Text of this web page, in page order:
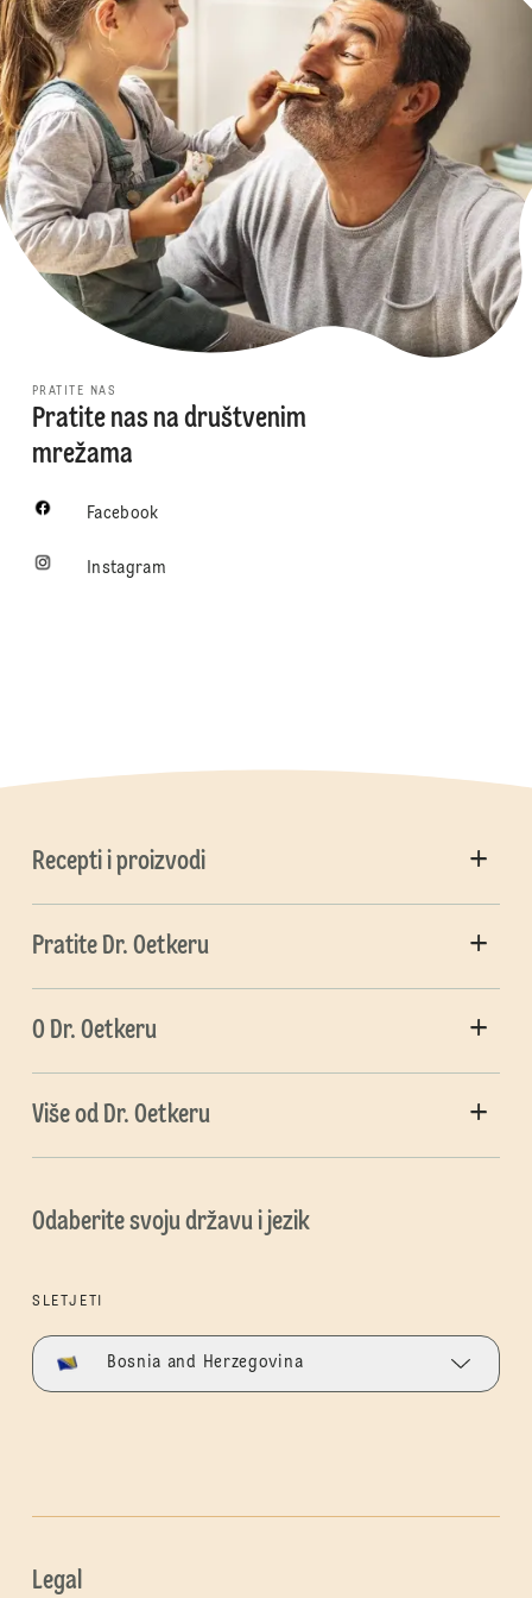
PRATITE NAS
Pratite nas na društvenim
mrežama
Facebook
Instagram
Recepti i proizvodi
Pratite Dr. Oetkeru
O Dr. Oetkeru
Više od Dr. Oetkeru
Odaberite svoju državu i jezik
SLETJETI
Bosnia and Herzegovina
Legal